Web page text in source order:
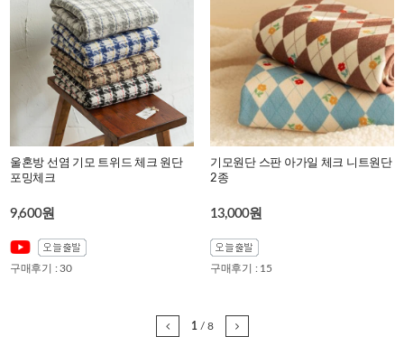
울혼방 선염 기모 트위드 체크 원단
포밍체크
9,600원
구매후기 : 30
기모원단 스판 아가일 체크 니트원단
2종
13,000원
구매후기 : 15
1 / 8